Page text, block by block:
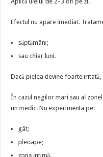
Efectul nu apare imediat.
săptămâni;
sau chiar luni.
Dacă pielea devine foarte iritată,
În cazul negilor mari sau al
un medic. Nu experimenta pe:
gât;
pleoape;
zona intimă.